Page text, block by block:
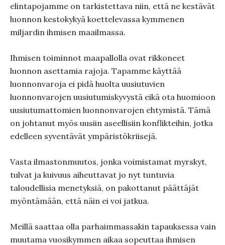
elintapojamme on tarkistettava niin, että ne kestävät
luonnon kestokykyä koettelevassa kymmenen
miljardin ihmisen maailmassa.
Ihmisen toiminnot maapallolla ovat rikkoneet
luonnon asettamia rajoja. Tapamme käyttää
luonnonvaroja ei pidä huolta uusiutuvien
luonnonvarojen uusiutumiskyvystä eikä ota huomioon
uusiutumattomien luonnonvarojen ehtymistä. Tämä
on johtanut myös uusiin aseellisiin konflikteihin, jotka
edelleen syventävät ympäristökriisejä.
Vasta ilmastonmuutos, jonka voimistamat myrskyt,
tulvat ja kuivuus aiheuttavat jo nyt tuntuvia
taloudellisia menetyksiä, on pakottanut päättäjät
myöntämään, että näin ei voi jatkua.
Meillä saattaa olla parhaimmassakin tapauksessa vain
muutama vuosikymmen aikaa sopeuttaa ihmisen